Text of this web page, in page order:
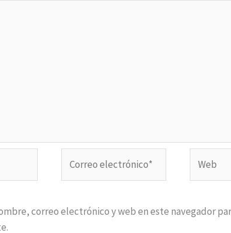
electrónico*
correo electrónico y web en este navegador